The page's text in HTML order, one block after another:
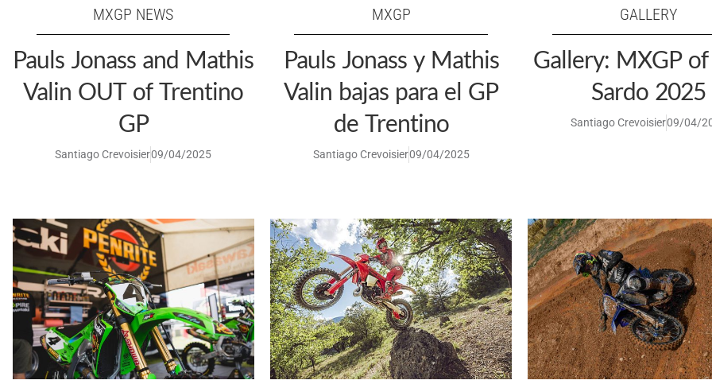
MXGP NEWS
Pauls Jonass and Mathis
Valin OUT of Trentino
GP
Santiago Crevoisier09/04/2025
MXGP
Pauls Jonass y Mathis
Valin bajas para el GP
de Trentino
Santiago Crevoisier09/04/2025
GALLERY
Gallery: MXGP
Sardo 2025
Santiago Crevoisier09/04/